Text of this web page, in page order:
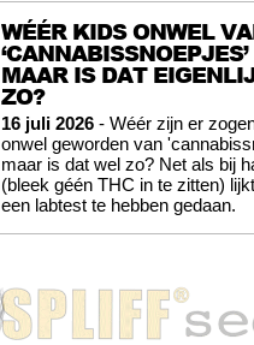
WÉÉR KIDS ONWEL
MAAR IS DAT
ZO?
16 juli 2026 - Wéér zijn er
onwel geworden van
maar is dat wel zo? Net als bij
(bleek géén THC in te zitten)
een labtest te hebben gedaan.